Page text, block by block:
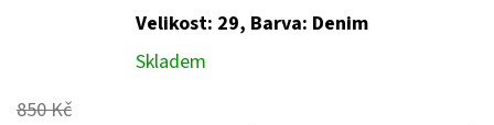
Velikost: 29, Barva: Denim
Skladem
850 Kč